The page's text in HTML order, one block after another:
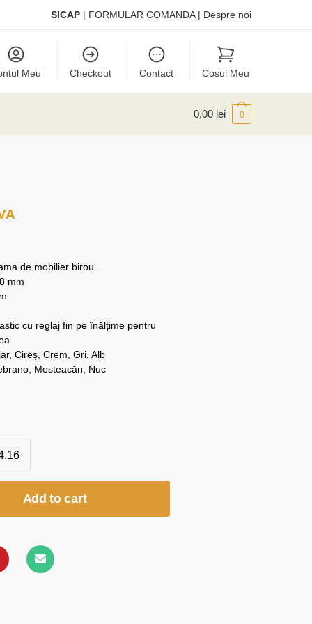
SICAP | FORMULAR COMANDA| Despre noi
Meu Checkout Contact Cosul Meu
0,00 lei 0
de mobilier birou.
mm
cu reglaj fin pe înălțime pentru
Cireș, Crem, Gri, Alb
Mesteacăn, Nuc
Add to cart